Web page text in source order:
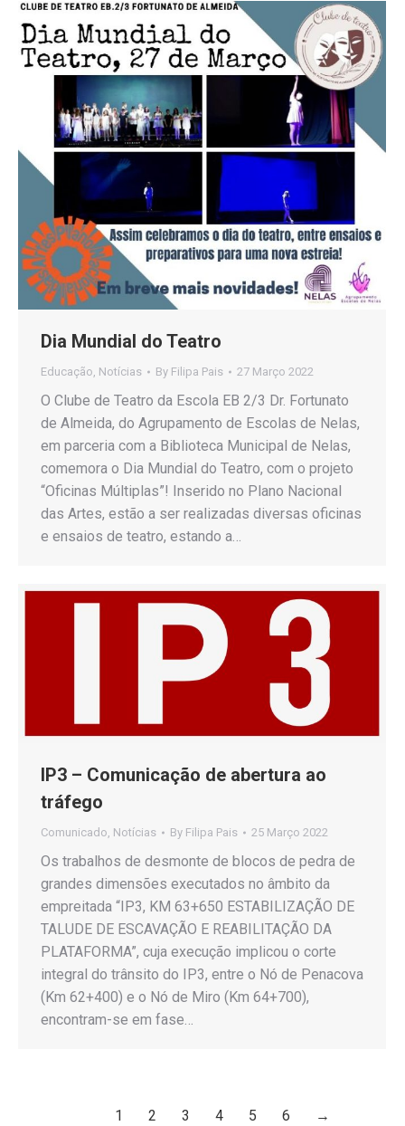
Dia Mundial do Teatro
Educação, Notícias By Filipa Pais 27 Março 2022
O Clube de Teatro da Escola EB 2/3 Dr. Fortunato
de Almeida, do Agrupamento de Escolas de Nelas,
em parceria com a Biblioteca Municipal de Nelas,
comemora o Dia Mundial do Teatro, com o projeto
“Oficinas Múltiplas”! Inserido no Plano Nacional
das Artes, estão a ser realizadas diversas oficinas
e ensaios de teatro, estando a…
IP3 – Comunicação de abertura ao
tráfego
Comunicado Notícias By Filipa Pais 25 Março 2022
Os trabalhos de desmonte de blocos de pedra de
grandes dimensões executados no âmbito da
empreitada “IP3, KM 63+650 ESTABILIZAÇÃO DE
TALUDE DE ESCAVAÇÃO E REABILITAÇÃO DA
PLATAFORMA”, cuja execução implicou o corte
integral do trânsito do IP3, entre o Nó de Penacova
(Km 62+400) e o Nó de Miro (Km 64+700),
encontram-se em fase…
1 2 3 4 5 6 →